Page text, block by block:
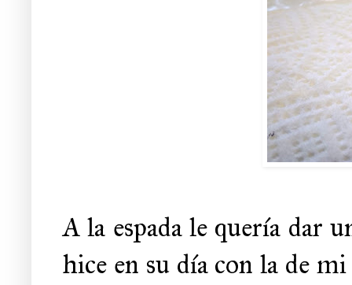
A la espada le quería dar
hice en su día con la de